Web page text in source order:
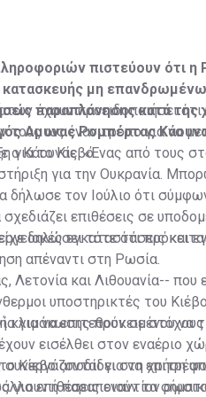
πιστεύουν ότι η
κατασκευής μη
παραπλάνησης κατά της
Αμυνας Ρομπέρτας
έχουν προειδοποιήσει
ως έναν τρόπο για να
για το Κίεβο.
Κάουνας. «Ένας από τους
για την Ουκρανία.
δήλωσε τον Ιούλιο ότι
επιθέσεις σε
εγκαταστάσεις και
δηλώσει τότε ότι
απέναντι στη Ρωσία.
και Λιθουανία-- που
υποστηρικτές του
προκειμένου να
για να επιτεθούν σε
εισέλθει στον εναέριο
Κίεβο αποδίδει στη χρήση
ή παραποιούν τα
για να
για επιθέσεις εναντίον